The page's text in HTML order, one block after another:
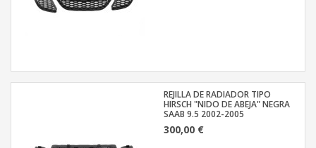
REJILLA DE RADIADOR TIPO
HIRSCH "NIDO DE ABEJA" NEGRA
SAAB 9.5 2002-2005
300,00 €